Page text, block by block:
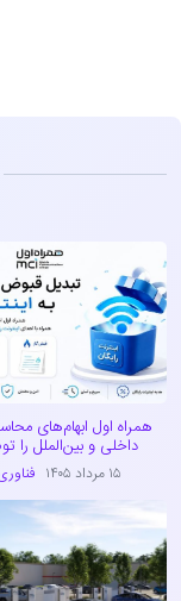
همراه اول ابهام‌های
داخلی و بین‌الملل را
۱۵ مرداد ۱۴۰۵